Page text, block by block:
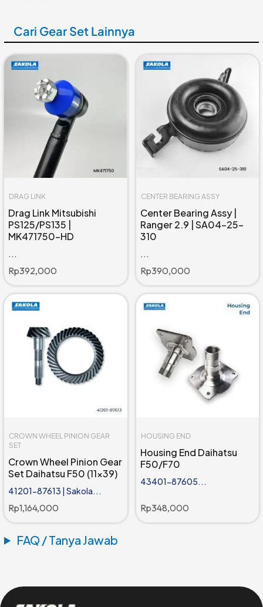
Cari Gear Set Lainnya
DRAG LINK
Drag Link Mitsubishi
PS125/PS135 |
MK471750-HD
...
Rp392,000
CENTER BEARING ASSY
Center Bearing Assy |
Ranger 2.9 | SA04-25-
310
...
Rp390,000
CROWN WHEEL PINION GEAR
SET
Crown Wheel Pinion Gear
Set Daihatsu F50 (11x39)
41201-87613 | Sakola...
Rp1,164,000
HOUSING END
Housing End Daihatsu
F50/F70
43401-87605...
Rp348,000
FAQ / Tanya Jawab